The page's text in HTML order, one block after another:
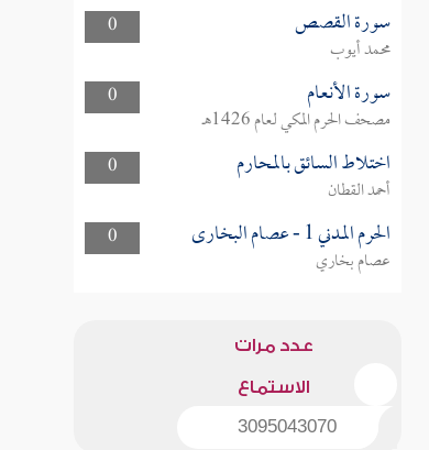
0
سورة القصص
محمد أيوب
0
سورة الأنعام
مصحف الحرم المكي لعام 1426هـ
0
اختلاط السائق بالمحارم
أحمد القطان
0
الحرم المدني 1 - عصام البخارى
عصام بخاري
عدد مرات
الاستماع
3095043070